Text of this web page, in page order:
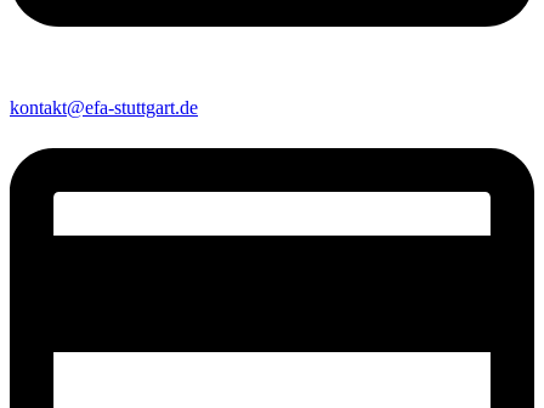
kontakt@efa-stuttgart.de